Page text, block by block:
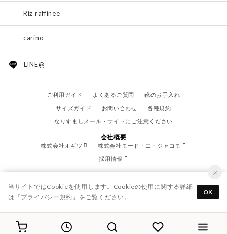
Riz raffinee
carino
LINE@
ご利用ガイド よくあるご質問
靴のお手入れ
サイズガイド
お問い合わせ
各種規約
なりすましメール・サイトにご注意ください
会社概要
株式会社オギツ
株式会社モード・エ・ジャコモ
採用情報
© OGITSU CO.,LTD. / All Right Reserved.
当サイトではCookieを使用します。Cookieの使用に関する詳細
は「プライバシー規約 」をご覧ください。
OK